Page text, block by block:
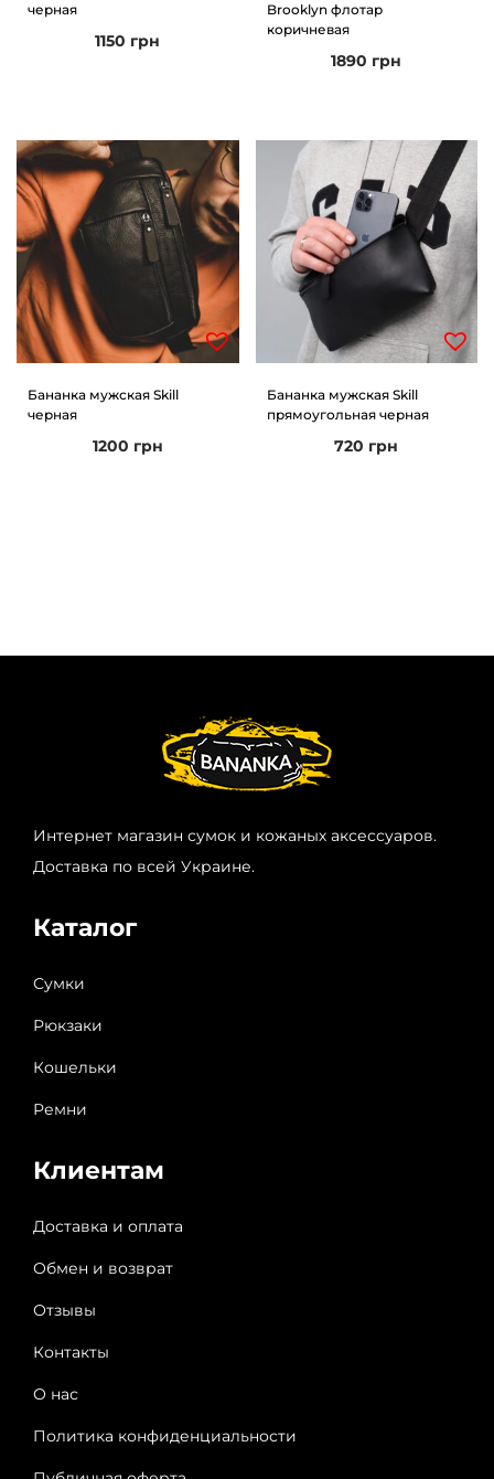
черная
1150 грн
Brooklyn флотар
коричневая
1890 грн
Бананка мужская Skill
черная
1200 грн
Бананка мужская Skill
прямоугольная черная
720 грн
Интернет магазин сумок и кожаных аксессуаров.
Доставка по всей Украине.
Каталог
Сумки
Рюкзаки
Кошельки
Ремни
Клиентам
Доставка и оплата
Обмен и возврат
Отзывы
Контакты
О нас
Политика конфиденциальности